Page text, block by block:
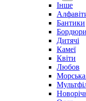
Інше
Бантики
Бордюри
Дитячі
Камеї
Квіти
Любов
Морська